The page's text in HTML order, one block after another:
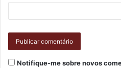
Notifique-me sobre novos